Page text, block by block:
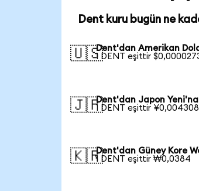
Dent kuru bugün ne
🇺🇸Dent'dan Amerikan
1 DENT eşittir
🇯🇵Dent'dan Japon Yeni'na
1 DENT eşittir ¥0,004308
🇰🇷Dent'dan Güney Kore
1 DENT eşittir ₩0,0384